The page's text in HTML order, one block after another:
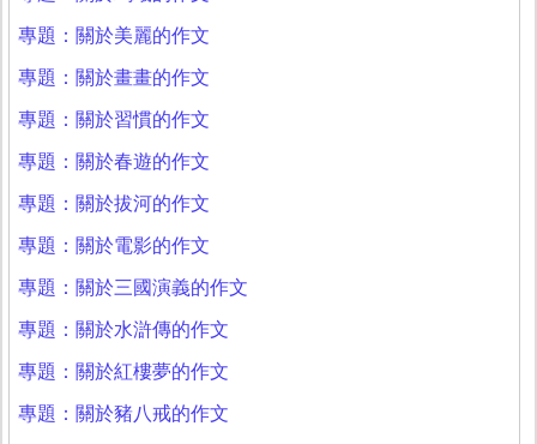
專題：關於美麗的作文
專題：關於畫畫的作文
專題：關於習慣的作文
專題：關於春遊的作文
專題：關於拔河的作文
專題：關於電影的作文
專題：關於三國演義的作文
專題：關於水滸傳的作文
專題：關於紅樓夢的作文
專題：關於豬八戒的作文